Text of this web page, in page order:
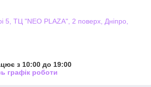
5, ТЦ "NEO PLAZA", 2 поверх, Дніпро,
з 10:00 до 19:00
графік роботи